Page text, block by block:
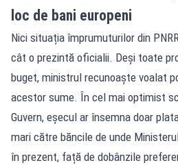
loc de bani europeni
Nici situația împrumuturilor din
cât o prezintă oficialii. Deși toate
buget, ministrul recunoaște voalat
acestor sume. În cel mai optimist
Guvern, eșecul ar însemna doar
mari către băncile de unde
în prezent, față de dobânzile